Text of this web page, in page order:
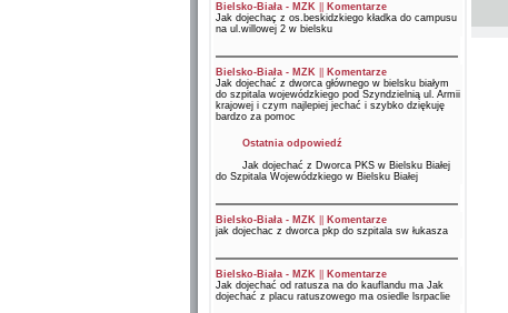
Bielsko-Biała - MZK||
Komentarze
Jak dojechaç z os.beskidzkiego kładka do campusu
na ul.willowej 2 w bielsku
Bielsko-Biała - MZK||
Komentarze
Jak dojechać z dworca głównego w bielsku białym
do szpitala wojewódzkiego pod Szyndzielnią ul. Armii
krajowej i czym najlepiej jechać i szybko dziękuję
bardzo za pomoc
Ostatnia odpowiedź
Jak dojechać z Dworca PKS w Bielsku Białej
do Szpitala Wojewódzkiego w Bielsku Białej
Bielsko-Biała - MZK||
Komentarze
jak dojechac z dworca pkp do szpitala sw łukasza
Bielsko-Biała - MZK||
Komentarze
Jak dojechać od ratusza na do kauflandu ma Jak
dojechać z placu ratuszowego ma osiedle lsrpaclie